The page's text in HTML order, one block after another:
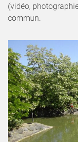
(vidéo,
commun.